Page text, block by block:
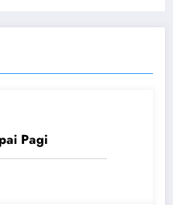
Pagi